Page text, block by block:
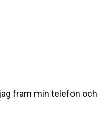
fram min telefon och